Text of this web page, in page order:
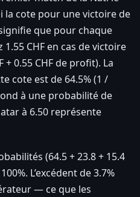
la cote pour une victoire de
que pour chaque
CHF en cas de victoire
+ 0.55 CHF de profit). La
cote est de 64.5% (1 /
à une probabilité de
à 6.50 représente
(64.5 + 23.8 + 15.4
L’excédent de 3.7%
— ce que les